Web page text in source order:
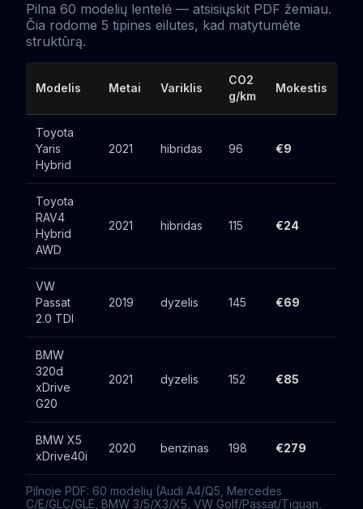
Pilna 60 modelių lentelė — atsisiųskit PDF žemiau.
Čia rodome 5 tipines eilutes, kad matytumėte
struktūrą.
Modelis Metai Variklis
CO2
g/km
Mokestis
Toyota
Yaris
Hybrid
2021 hibridas 96 €9
Toyota
RAV4
Hybrid
AWD
2021 hibridas 115 €24
VW
Passat
2.0 TDI
2019 dyzelis 145 €69
BMW
320d
xDrive
G20
2021 dyzelis 152 €85
BMW X5
xDrive40i
2020 benzinas 198 €279
Pilnoje PDF: 60 modelių (Audi A4/Q5, Mercedes
C/E/GLC/GLE, BMW 3/5/X3/X5, VW Golf/Passat/Tiguan,